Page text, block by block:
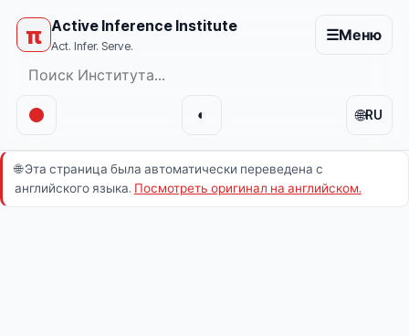
π Active Inference Institute
Act. Infer. Serve.
☰Меню
🌐RU
◐
🌐Эта страница была автоматически переведена с
английского языка. Посмотреть оригинал на английском.